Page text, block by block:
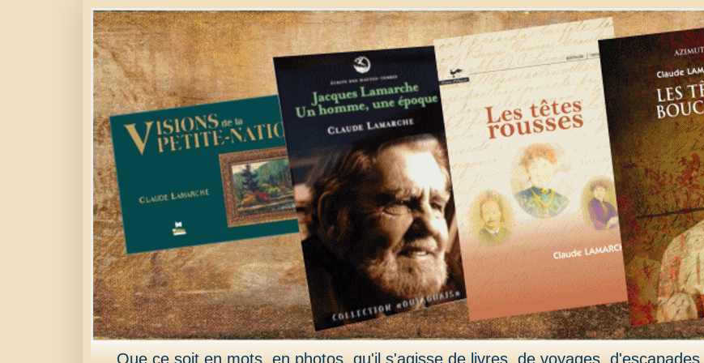
Que ce soit en mots, en photos, qu'il s'agisse de livres, de voyages, d'escapades,